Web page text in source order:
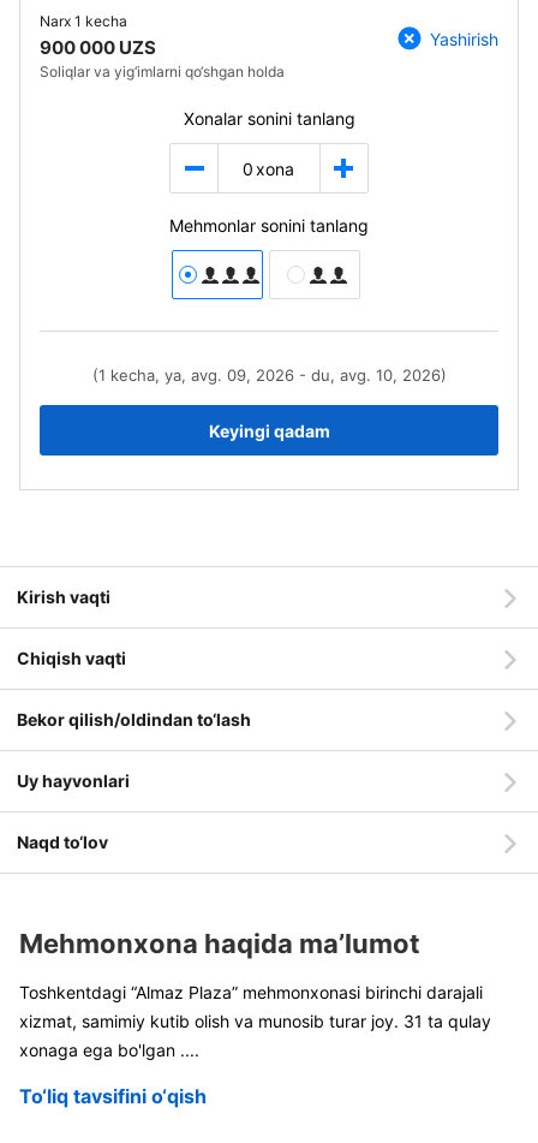
Narx 1 kecha
900 000 UZS
Soliqlar va yig‘imlarni qo‘shgan holda
Yashirish
Xonalar sonini tanlang
0 xona
Mehmonlar sonini tanlang
(1 kecha, ya, avg. 09, 2026 - du, avg. 10, 2026)
Keyingi qadam
Kirish vaqti
Chiqish vaqti
Bekor qilish/oldindan to‘lash
Uy hayvonlari
Naqd to‘lov
Mehmonxona haqida ma’lumot
Toshkentdagi “Almaz Plaza” mehmonxonasi birinchi darajali
xizmat, samimiy kutib olish va munosib turar joy. 31 ta qulay
xonaga ega bo'lgan ....
To‘liq tavsifini o‘qish